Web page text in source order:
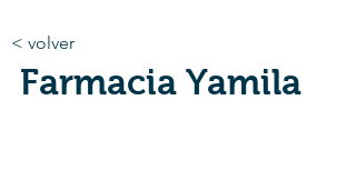
< volver
Farmacia Yamila